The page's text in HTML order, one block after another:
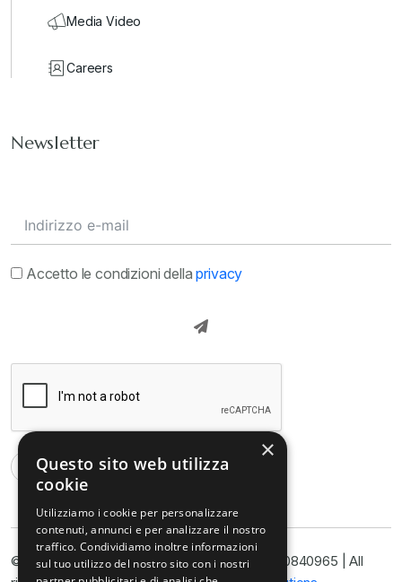
Media Video
Careers
Newsletter
Accetto le condizioni dellaprivacy
© Copyright@ Studio Legale Armella P.I. 11090840965 | All
×
Questo sito web utilizza
cookie
Utilizziamo i cookie per personalizzare
contenuti, annunci e per analizzare il nostro
traffico. Condividiamo inoltre informazioni
sul tuo utilizzo del nostro sito con i nostri